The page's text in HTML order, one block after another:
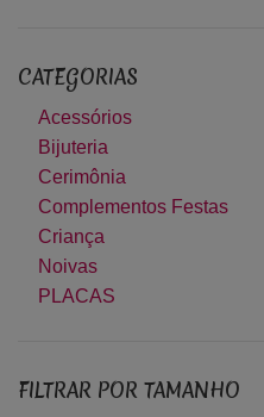
CATEGORIAS
Acessórios
Bijuteria
Cerimônia
Complementos Festas
Criança
Noivas
PLACAS
FILTRAR POR TAMANHO